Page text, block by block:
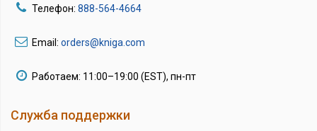
Телефон: 888-564-4664
Email: orders@kniga.com
Работаем: 11:00–19:00 (EST), пн-пт
Служба поддержки